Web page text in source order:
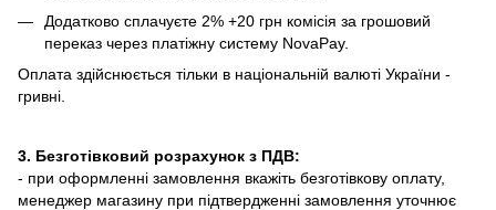
Додатково сплачуєте 2% +20 грн комісія за грошовий
переказ через платіжну систему NovaPay.
Оплата здійснюється тільки в національній валюті України -
гривні.
3. Безготівковий розрахунок з ПДВ:
- при оформленні замовлення вкажіть безготівкову оплату,
менеджер магазину при підтвердженні замовлення уточнює